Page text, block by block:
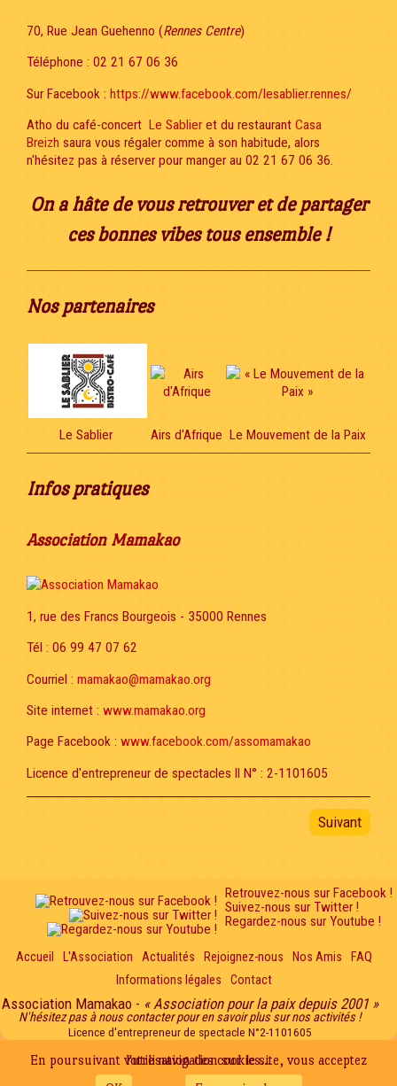
70, Rue Jean Guehenno (Rennes Centre)
Téléphone : 02 21 67 06 36
Sur Facebook : https://www.facebook.com/lesablier.rennes/
Atho du café-concert Le Sablieret du restaurant Casa
Breizh saura vous régaler comme à son habitude, alors
n'hésitez pas à réserver pour manger au 02 21 67 06 36.
On a hâte de vous retrouver et de partager
ces bonnes vibes tous ensemble !
Nos partenaires
Le Sablier Airs d'Afrique Le Mouvement de la Paix
Infos pratiques
Association Mamakao
1, rue des Francs Bourgeois - 35000 Rennes
Tél : 06 99 47 07 62
Courriel : mamakao@mamakao.org
Site internet : www.mamakao.org
Page Facebook : www.facebook.com/assomamakao
Licence d'entrepreneur de spectacles II N° : 2-1101605
Suivant
Retrouvez-nous sur Facebook !
Suivez-nous sur Twitter !
Regardez-nous sur Youtube !
Accueil L'Association Actualités Rejoignez-nous Nos Amis
FAQ
Informations légales
Contact
Association Mamakao - « Association pour la paix depuis 2001 »
N'hésitez pas à nous contacter pour en savoir plus sur nos activités !
Licence d'entrepreneur de spectacle N°2-1101605
En poursuivant votre navigation sur le site, vous acceptez l'utilisation des cookies...